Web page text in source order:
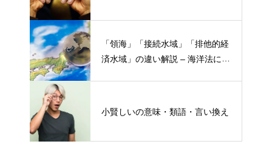
「領海」「接続水域」「排他的経
済水域」の違い解説 – 海洋法にお
小賢しいの意味・類語・言い換え